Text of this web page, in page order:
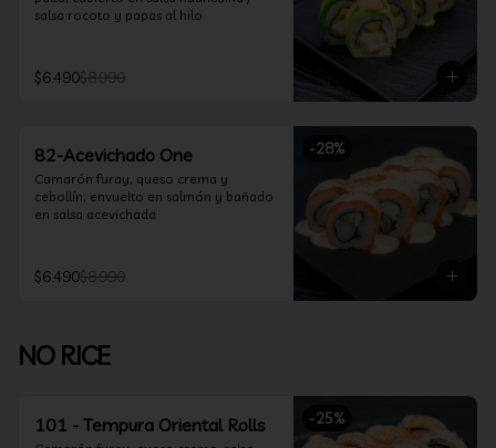
salsa rocoto y papas al hilo
$6.490$8.990
-28%
82-Acevichado One
Camarón furay, queso crema y
cebollín, envuelto en salmón y bañado
en salsa acevichada
$6.490$8.990
NO RICE
-25%
101 - Tempura Oriental Rolls